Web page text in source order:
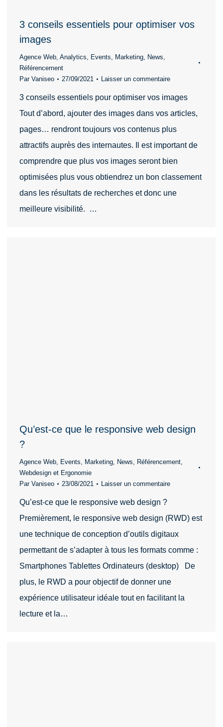
3 conseils essentiels pour optimiser vos
images
Agence Web, Analytics, Events, Marketing, News,
Référencement
Par Vaniseo 27/09/2021 Laisser un commentaire
3 conseils essentiels pour optimiser vos images
Tout d’abord, ajouter des images dans vos articles,
pages… rendront toujours vos contenus plus
attractifs auprès des internautes. Il est important de
comprendre que plus vos images seront bien
optimisées plus vous obtiendrez un bon classement
dans les résultats de recherches et donc une
meilleure visibilité. …
Qu’est-ce que le responsive web design
?
Agence Web, Events, Marketing, News, Référencement,
Webdesign et Ergonomie
Par Vaniseo 23/08/2021 Laisser un commentaire
Qu’est-ce que le responsive web design ?
Premièrement, le responsive web design (RWD) est
une technique de conception d’outils digitaux
permettant de s’adapter à tous les formats comme :
Smartphones Tablettes Ordinateurs (desktop) De
plus, le RWD a pour objectif de donner une
expérience utilisateur idéale tout en facilitant la
lecture et la…